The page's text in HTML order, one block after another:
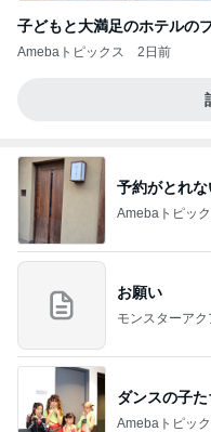
子どもと大満足のホテルの
Amebaトピックス 2日前
予約がとれ
Amebaトピッ
お願い
モンスターア
ダンスの子
Amebaトピッ